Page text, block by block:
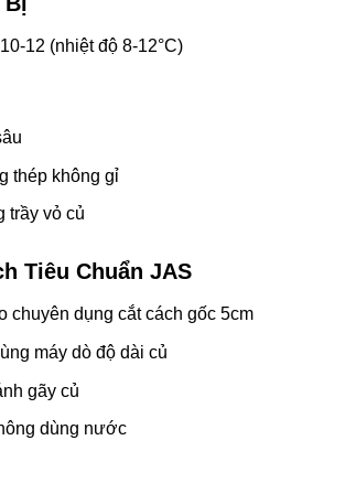
12 (nhiệt độ 8-12°C)
thép không gỉ
trầy vỏ củ
Tiêu Chuẩn JAS
chuyên dụng cắt cách gốc 5cm
máy dò độ dài củ
gãy củ
dùng nước